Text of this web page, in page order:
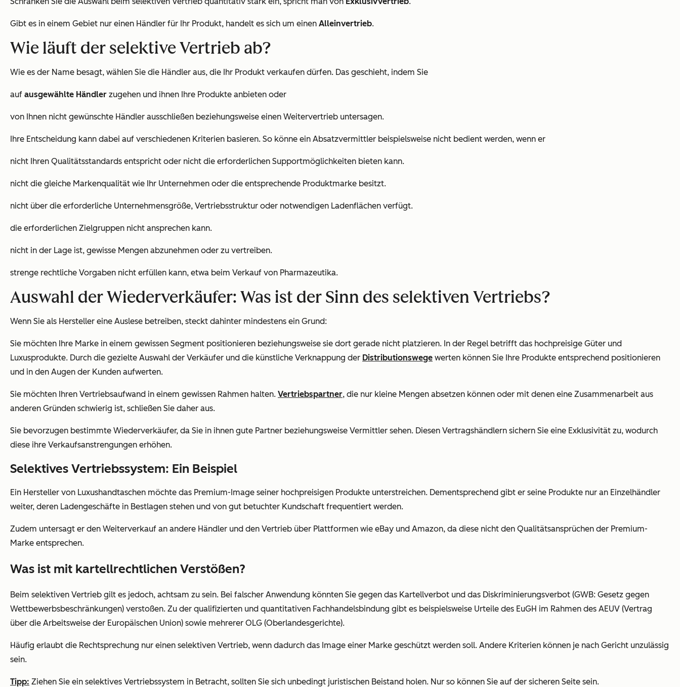
Gibt es in einem Gebiet nur einen Händler für Ihr Produkt, handelt es sich um einen Alleinvertrieb.
Wie läuft der selektive Vertrieb ab?
Wie es der Name besagt, wählen Sie die Händler aus, die Ihr Produkt verkaufen dürfen. Das geschieht, indem Sie
auf ausgewählte Händler zugehen und ihnen Ihre Produkte anbieten oder
von Ihnen nicht gewünschte Händler ausschließen beziehungsweise einen Weitervertrieb untersagen.
Ihre Entscheidung kann dabei auf verschiedenen Kriterien basieren. So könne ein Absatzvermittler beispielsweise nicht bedient werden, wenn er
nicht Ihren Qualitätsstandards entspricht oder nicht die erforderlichen Supportmöglichkeiten bieten kann.
nicht die gleiche Markenqualität wie Ihr Unternehmen oder die entsprechende Produktmarke besitzt.
nicht über die erforderliche Unternehmensgröße, Vertriebsstruktur oder notwendigen Ladenflächen verfügt.
die erforderlichen Zielgruppen nicht ansprechen kann.
nicht in der Lage ist, gewisse Mengen abzunehmen oder zu vertreiben.
strenge rechtliche Vorgaben nicht erfüllen kann, etwa beim Verkauf von Pharmazeutika.
Auswahl der Wiederverkäufer: Was ist der Sinn des selektiven Vertriebs?
Wenn Sie als Hersteller eine Auslese betreiben, steckt dahinter mindestens ein Grund:
Sie möchten Ihre Marke in einem gewissen Segment positionieren beziehungsweise sie dort gerade nicht platzieren. In der Regel betrifft das hochpreisige Güter und
Luxusprodukte. Durch die gezielte Auswahl der Verkäufer und die künstliche Verknappung der Distributionswege werten können Sie Ihre Produkte entsprechend positionieren
und in den Augen der Kunden aufwerten.
Sie möchten Ihren Vertriebsaufwand in einem gewissen Rahmen halten. Vertriebspartner, die nur kleine Mengen absetzen können oder mit denen eine Zusammenarbeit aus
anderen Gründen schwierig ist, schließen Sie daher aus.
Sie bevorzugen bestimmte Wiederverkäufer, da Sie in ihnen gute Partner beziehungsweise Vermittler sehen. Diesen Vertragshändlern sichern Sie eine Exklusivität zu, wodurch
diese ihre Verkaufsanstrengungen erhöhen.
Selektives Vertriebssystem: Ein Beispiel
Ein Hersteller von Luxushandtaschen möchte das Premium-Image seiner hochpreisigen Produkte unterstreichen. Dementsprechend gibt er seine Produkte nur an Einzelhändler
weiter, deren Ladengeschäfte in Bestlagen stehen und von gut betuchter Kundschaft frequentiert werden.
Zudem untersagt er den Weiterverkauf an andere Händler und den Vertrieb über Plattformen wie eBay und Amazon, da diese nicht den Qualitätsansprüchen der Premium-
Marke entsprechen.
Was ist mit kartellrechtlichen Verstößen?
Beim selektiven Vertrieb gilt es jedoch, achtsam zu sein. Bei falscher Anwendung könnten Sie gegen das Kartellverbot und das Diskriminierungsverbot (GWB: Gesetz gegen
Wettbewerbsbeschränkungen) verstoßen. Zu der qualifizierten und quantitativen Fachhandelsbindung gibt es beispielsweise Urteile des EuGH im Rahmen des AEUV (Vertrag
über die Arbeitsweise der Europäischen Union) sowie mehrerer OLG (Oberlandesgerichte).
Häufig erlaubt die Rechtsprechung nur einen selektiven Vertrieb, wenn dadurch das Image einer Marke geschützt werden soll. Andere Kriterien können je nach Gericht unzulässig
sein.
Tipp: Ziehen Sie ein selektives Vertriebssystem in Betracht, sollten Sie sich unbedingt juristischen Beistand holen. Nur so können Sie auf der sicheren Seite sein.